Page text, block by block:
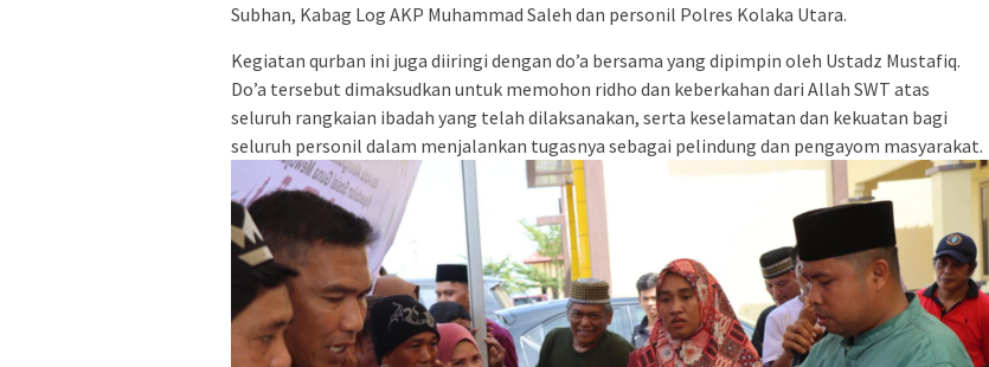
Subhan, Kabag Log AKP Muhammad Saleh dan personil Polres Kolaka Utara.
Kegiatan qurban ini juga diiringi dengan do’a bersama yang dipimpin oleh Ustadz Mustafiq.
Do’a tersebut dimaksudkan untuk memohon ridho dan keberkahan dari Allah SWT atas
seluruh rangkaian ibadah yang telah dilaksanakan, serta keselamatan dan kekuatan bagi
seluruh personil dalam menjalankan tugasnya sebagai pelindung dan pengayom masyarakat.